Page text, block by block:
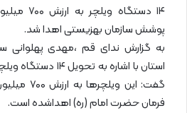
۱۴
پوشش سازمان بهزیستی اهدا شد.
به گزارش ندای قم ،مهدی پهلوانی
استان با اشاره به
گفت: این
فرمان حضرت امام (ره) اهداشده است.